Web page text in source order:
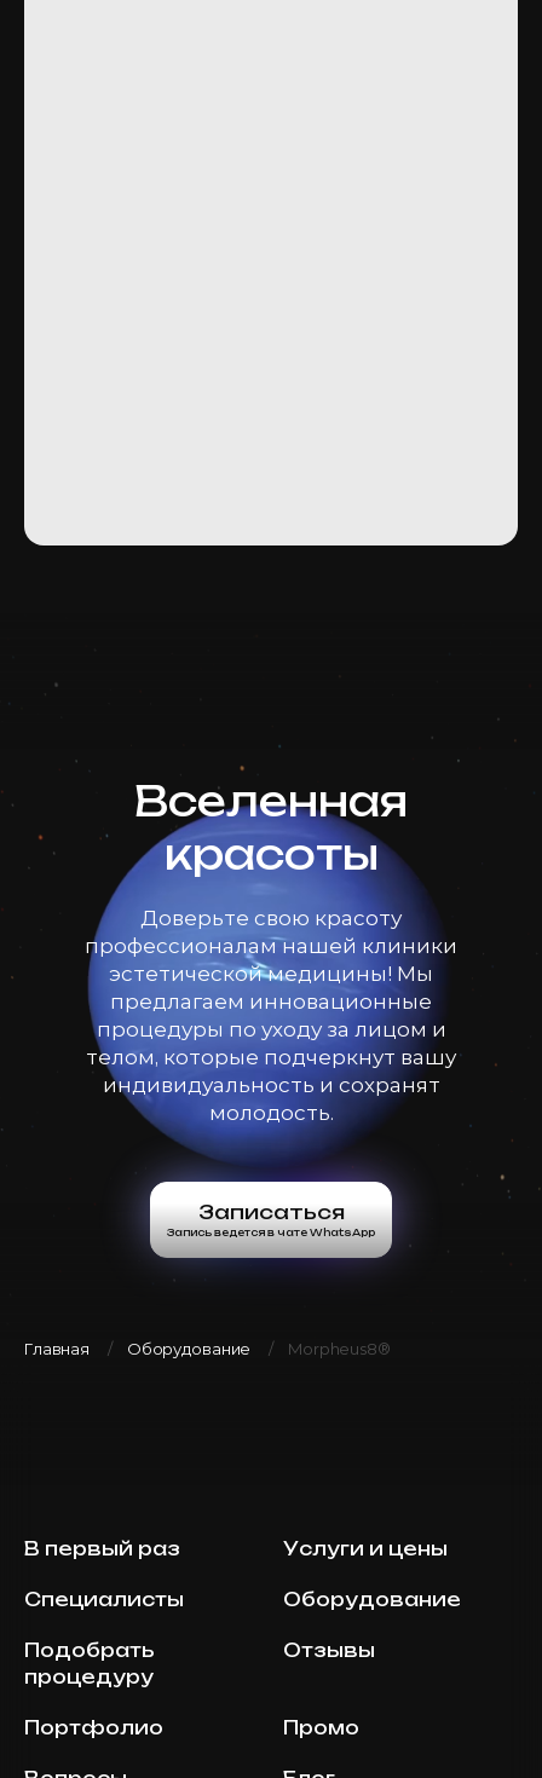
Вселенная
красоты
Доверьте свою красоту
профессионалам нашей клиники
эстетической медицины! Мы
предлагаем инновационные
процедуры по уходу за лицом и
телом, которые подчеркнут вашу
индивидуальность и сохранят
молодость.
Записаться
Запись ведется в чате WhatsApp
Главная Оборудование Morpheus8®
В первый раз Услуги и цены
Специалисты Оборудование
Подобрать
процедуру
Отзывы
Портфолио Промо